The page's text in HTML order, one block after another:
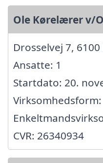
Ole Kørelærer v/
Drosselvej 7,
Ansatte: 1
Startdato: 20.
Virksomhedsform:
CVR: 26340934